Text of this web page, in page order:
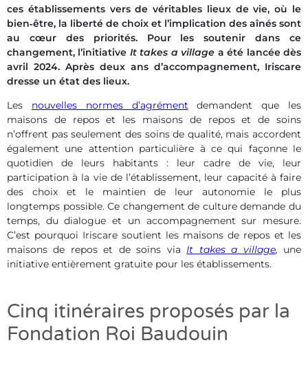
ces établissements vers de véritables lieux de vie, où le
bien‑être, la liberté de choix et l’implication des aînés sont
au cœur des priorités. Pour les soutenir dans ce
changement, l’initiative It takes a village aété lancée dès
avril 2024. Après deux ans d’accompagnement, Iriscare
dresse un état des lieux.
Les nouvelles normes d’agrément demandent que les
maisons de repos et les maisons de repos et de soins
n’offrent pas seulement des soins de qualité, mais accordent
également une attention particulière à ce qui façonne le
quotidien de leurs habitants : leur cadre de vie, leur
participation à la vie de l’établissement, leur capacité à faire
des choix et le maintien de leur autonomie le plus
longtemps possible. Ce changement de culture demande du
temps, du dialogue et un accompagnement sur mesure.
C’est pourquoi Iriscare soutient les maisons de repos et les
maisons de repos et de soins via It takes a village, une
initiative entièrement gratuite pour les établissements.
Cinq itinéraires proposés par la
Fondation Roi Baudouin